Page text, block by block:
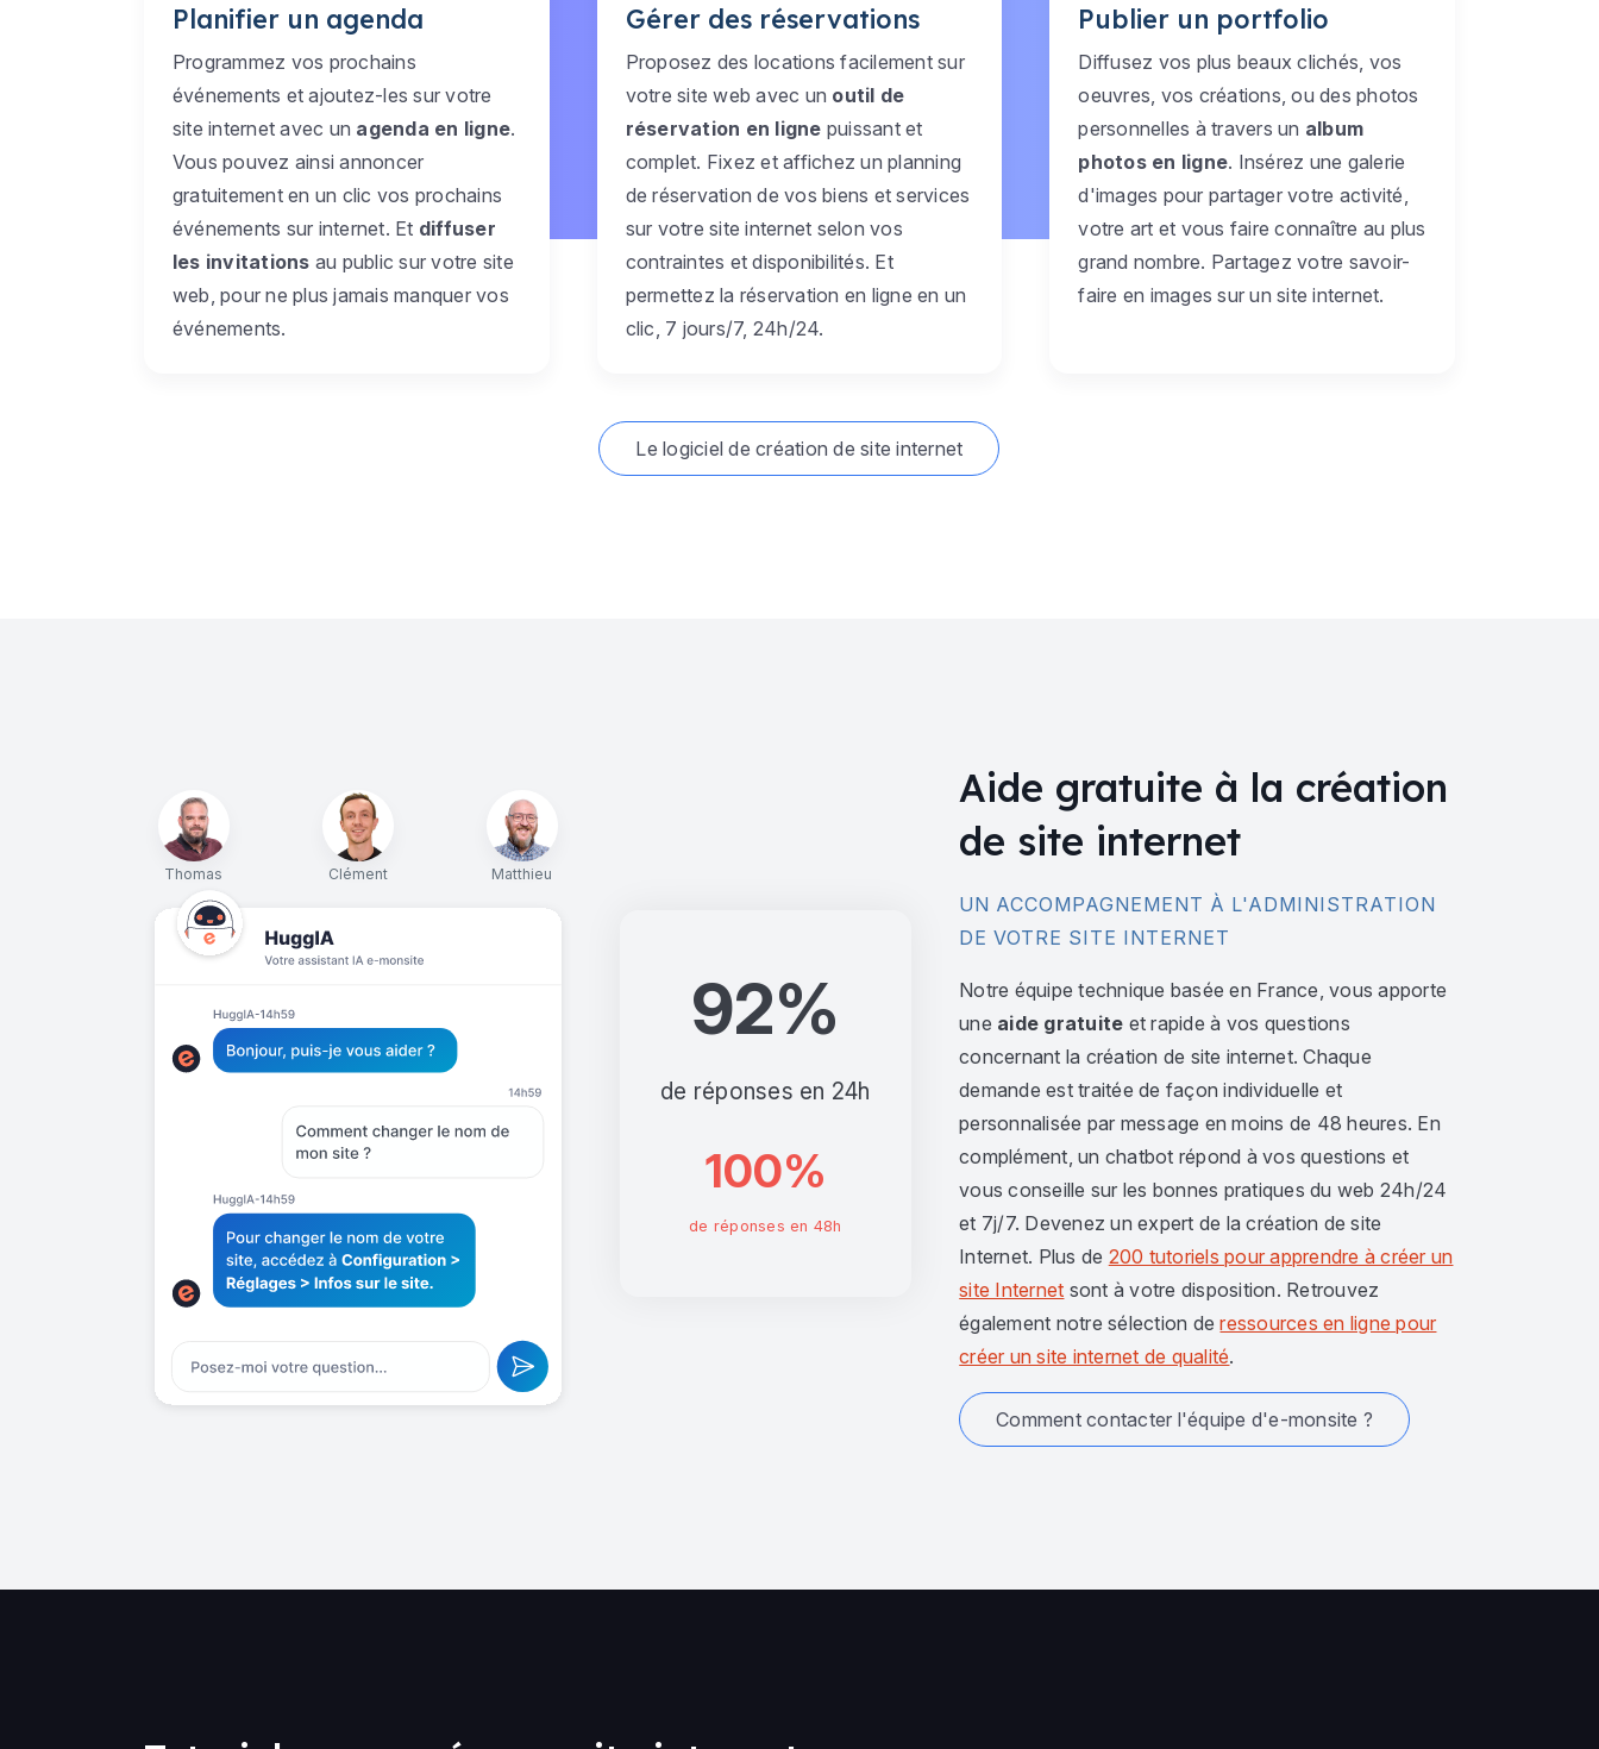
Planifier un agenda
Programmez vos prochains
événements et ajoutez-les sur votre
site internet avec un agenda en ligne.
Vous pouvez ainsi annoncer
gratuitement en un clic vos prochains
événements sur internet. Et diffuser
les invitations au public sur votre site
web, pour ne plus jamais manquer vos
événements.
Gérer des réservations
Proposez des locations facilement sur
votre site web avec un outil de
réservation en ligne puissant et
complet. Fixez et affichez un planning
de réservation de vos biens et services
sur votre site internet selon vos
contraintes et disponibilités. Et
permettez la réservation en ligne en un
clic, 7 jours/7, 24h/24.
Publier un portfolio
Diffusez vos plus beaux clichés, vos
oeuvres, vos créations, ou des photos
personnelles à travers un album
photos en ligne. Insérez une galerie
d'images pour partager votre activité,
votre art et vous faire connaître au plus
grand nombre. Partagez votre savoir-
faire en images sur un site internet.
Le logiciel de création de site internet
Thomas Clément Matthieu
92%
de réponses en 24h
100%
de réponses en 48h
Aide gratuite à la création
de site internet
UN ACCOMPAGNEMENT À L'ADMINISTRATION
DE VOTRE SITE INTERNET
Notre équipe technique basée en France, vous apporte
une aide gratuite et rapide à vos questions
concernant la création de site internet. Chaque
demande est traitée de façon individuelle et
personnalisée par message en moins de 48 heures. En
complément, un chatbot répond à vos questions et
vous conseille sur les bonnes pratiques du web 24h/24
et 7j/7. Devenez un expert de la création de site
Internet. Plus de 200 tutoriels pour apprendre à créer un
site Internet sont à votre disposition. Retrouvez
également notre sélection deressources en ligne pour
créer un site internet de qualité.
Comment contacter l'équipe d'e-monsite ?